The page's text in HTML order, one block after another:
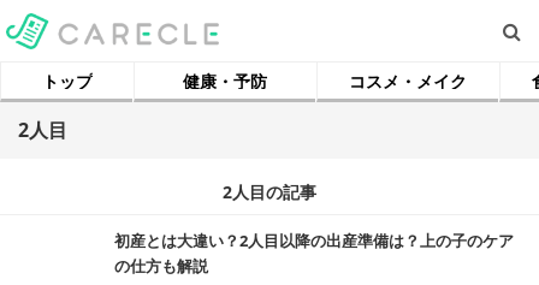
トップ 健康・予防 コスメ・メイク
2人目
2人目の記事
初産とは大違い？2人目以降の出産準備は？上の子のケア
の仕方も解説